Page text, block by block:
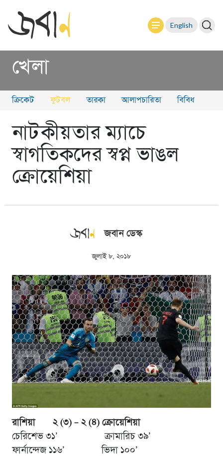
English
খেলা
ক্রিকেট ফুটবল তারকা আলাপচারিতা বিবিধ
নাটকীয়তার ম্যাচে
স্বাগতিকদের স্বপ্ন ভাঙল
ক্রোয়েশিয়া
জবান ডেস্ক
জুলাই ৮, ২০১৮
রাশিয়া ২ (৩) – ২ (৪) ক্রোয়েশিয়া
চেরিশেভ ৩১’ ক্রামারিচ ৩৯’
ফার্নান্দেজ ১১৬’ ভিদা ১০০’